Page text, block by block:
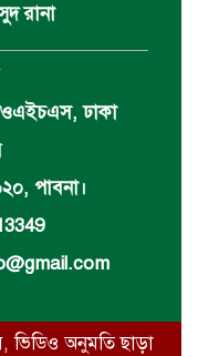
রানা
ঢাকা
পাবনা।
অনুমতি ছাড়া